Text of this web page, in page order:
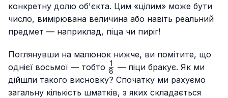
конкретну долю об'єкта. Цим «цілим» може бути
число, вимірювана величина або навіть реальний
предмет — наприклад, піца чи пиріг!
Поглянувши на малюнок нижче, ви помітите, що
однієї восьмої — тобто \frac{1}
{8}
8
1
— піци бракує. Як ми
дійшли такого висновку? Спочатку ми рахуємо
загальну кількість шматків, з яких складається